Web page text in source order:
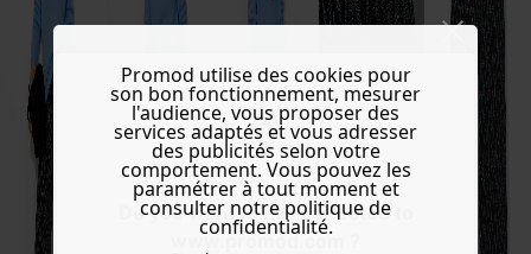
Do you want to be redirected to
www.promod.com ?
Promod utilise des cookies pour
son bon fonctionnement, mesurer
l'audience, vous proposer des
services adaptés et vous adresser
des publicités selon votre
comportement. Vous pouvez les
paramétrer à tout moment et
consulter notre politique de
confidentialité.